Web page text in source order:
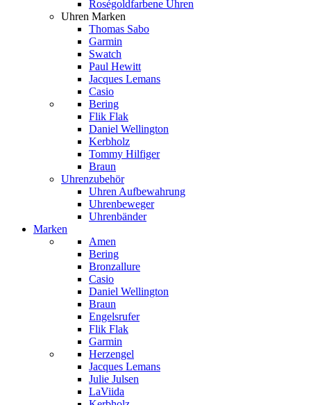
Roségoldfarbene Uhren
Uhren Marken
Thomas Sabo
Garmin
Swatch
Paul Hewitt
Jacques Lemans
Casio
Bering
Flik Flak
Daniel Wellington
Kerbholz
Tommy Hilfiger
Braun
Uhrenzubehör
Uhren Aufbewahrung
Uhrenbeweger
Uhrenbänder
Marken
Amen
Bering
Bronzallure
Casio
Daniel Wellington
Braun
Engelsrufer
Flik Flak
Garmin
Herzengel
Jacques Lemans
Julie Julsen
LaViida